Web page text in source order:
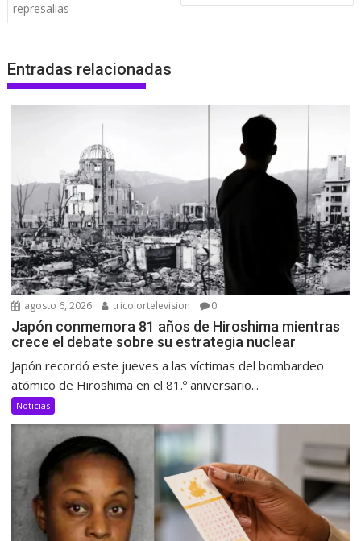
represalias
Entradas relacionadas
agosto 6, 2026 tricolortelevision 0
Japón conmemora 81 años de Hiroshima mientras
crece el debate sobre su estrategia nuclear
Japón recordó este jueves a las víctimas del bombardeo
atómico de Hiroshima en el 81.º aniversario...
Noticias